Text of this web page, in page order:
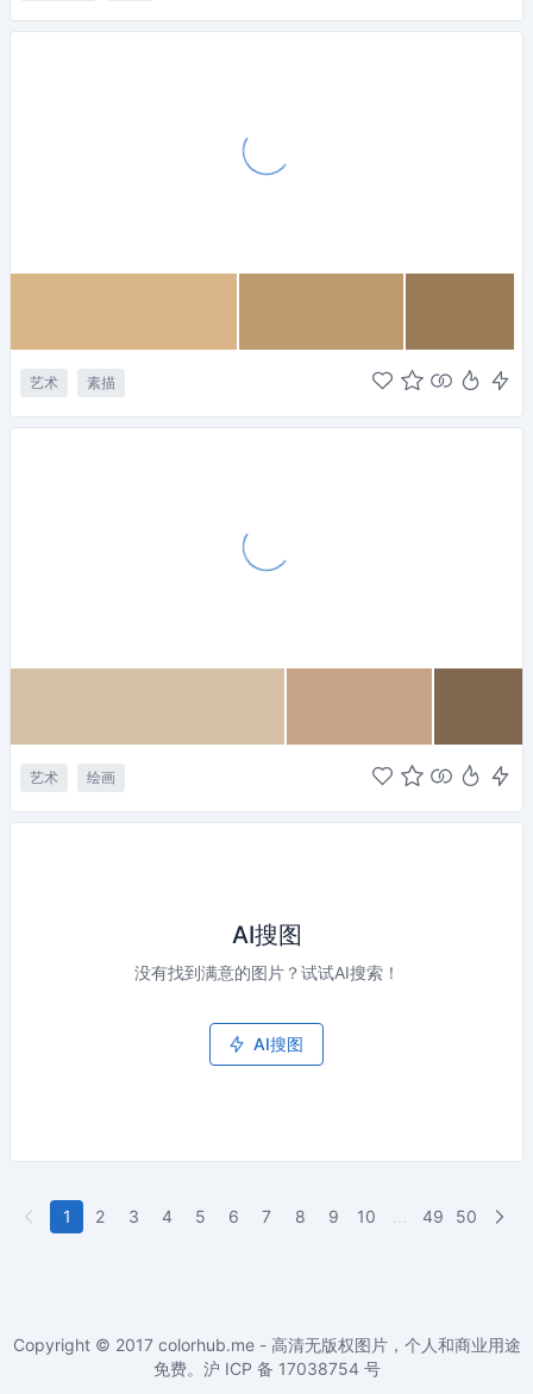
艺术 素描
艺术 绘画
AI搜图
没有找到满意的图片？试试AI搜索！
AI搜图
1 2 3 4 5 6 7 8 9 10 49 50
Copyright © 2017 colorhub.me - 高清无版权图片，个人和商业用途
免费。沪 ICP 备 17038754 号